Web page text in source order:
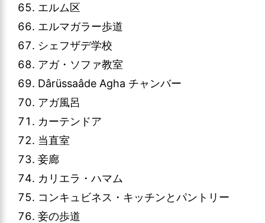
エルム区
エルマガラー歩道
シェフザデ学校
アガ・ソファ教室
Dârüssaâde Agha チャンバー
アガ風呂
カーテンドア
当直室
妾廊
カリエラ・ハマム
コンキュビネス・キッチンとパントリー
妾の歩道